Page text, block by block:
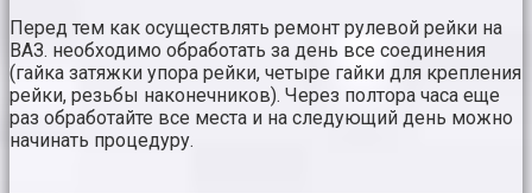
Перед тем как осуществлять ремонт рулевой рейки на
ВАЗ. необходимо обработать за день все соединения
(гайка затяжки упора рейки, четыре гайки для крепления
рейки, резьбы наконечников). Через полтора часа еще
раз обработайте все места и на следующий день можно
начинать процедуру.